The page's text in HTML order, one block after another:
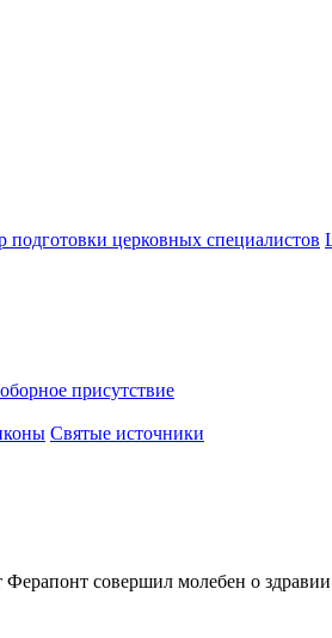
подготовки церковных специалистов
присутствие
Святые источники
совершил молебен о